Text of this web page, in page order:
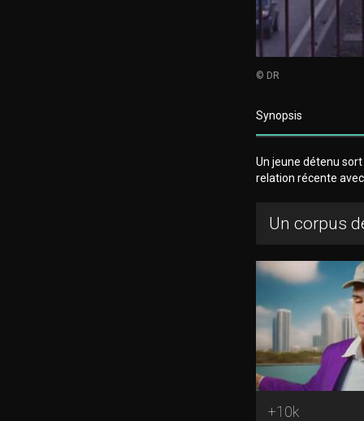
© DR
Synopsis
Un jeune détenu
relation récente
Un corpus
+10k